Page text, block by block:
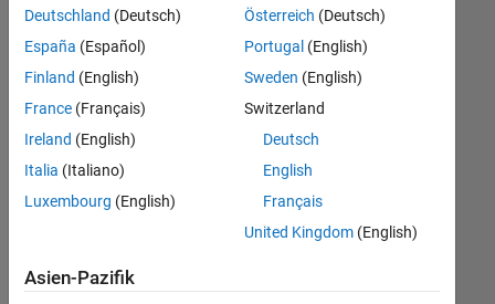
können
die
Suchkriterien
weiter
fassen
oder
alle
Stellenangebote
anzeigen .
noch
Deutschland (Deutsch)
España (Español)
Finland (English)
France (Français)
Ireland (English)
Italia (Italiano)
Luxembourg (English)
Österreich (Deutsch)
Portugal (English)
Sweden (English)
Switzerland
Deutsch
English
Français
United Kingdom(English)
Asien-Pazifik